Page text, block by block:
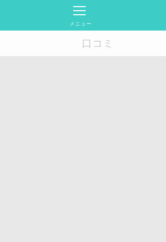
メニュー
口コミ